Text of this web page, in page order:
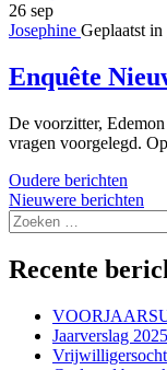
26 sep
Josephine Geplaatst in
Enquête
De voorzitter,
vragen voorgelegd.
Oudere berichten
Nieuwere berichten
Zoeken
naar:
Recente
Jaarverslag 2025